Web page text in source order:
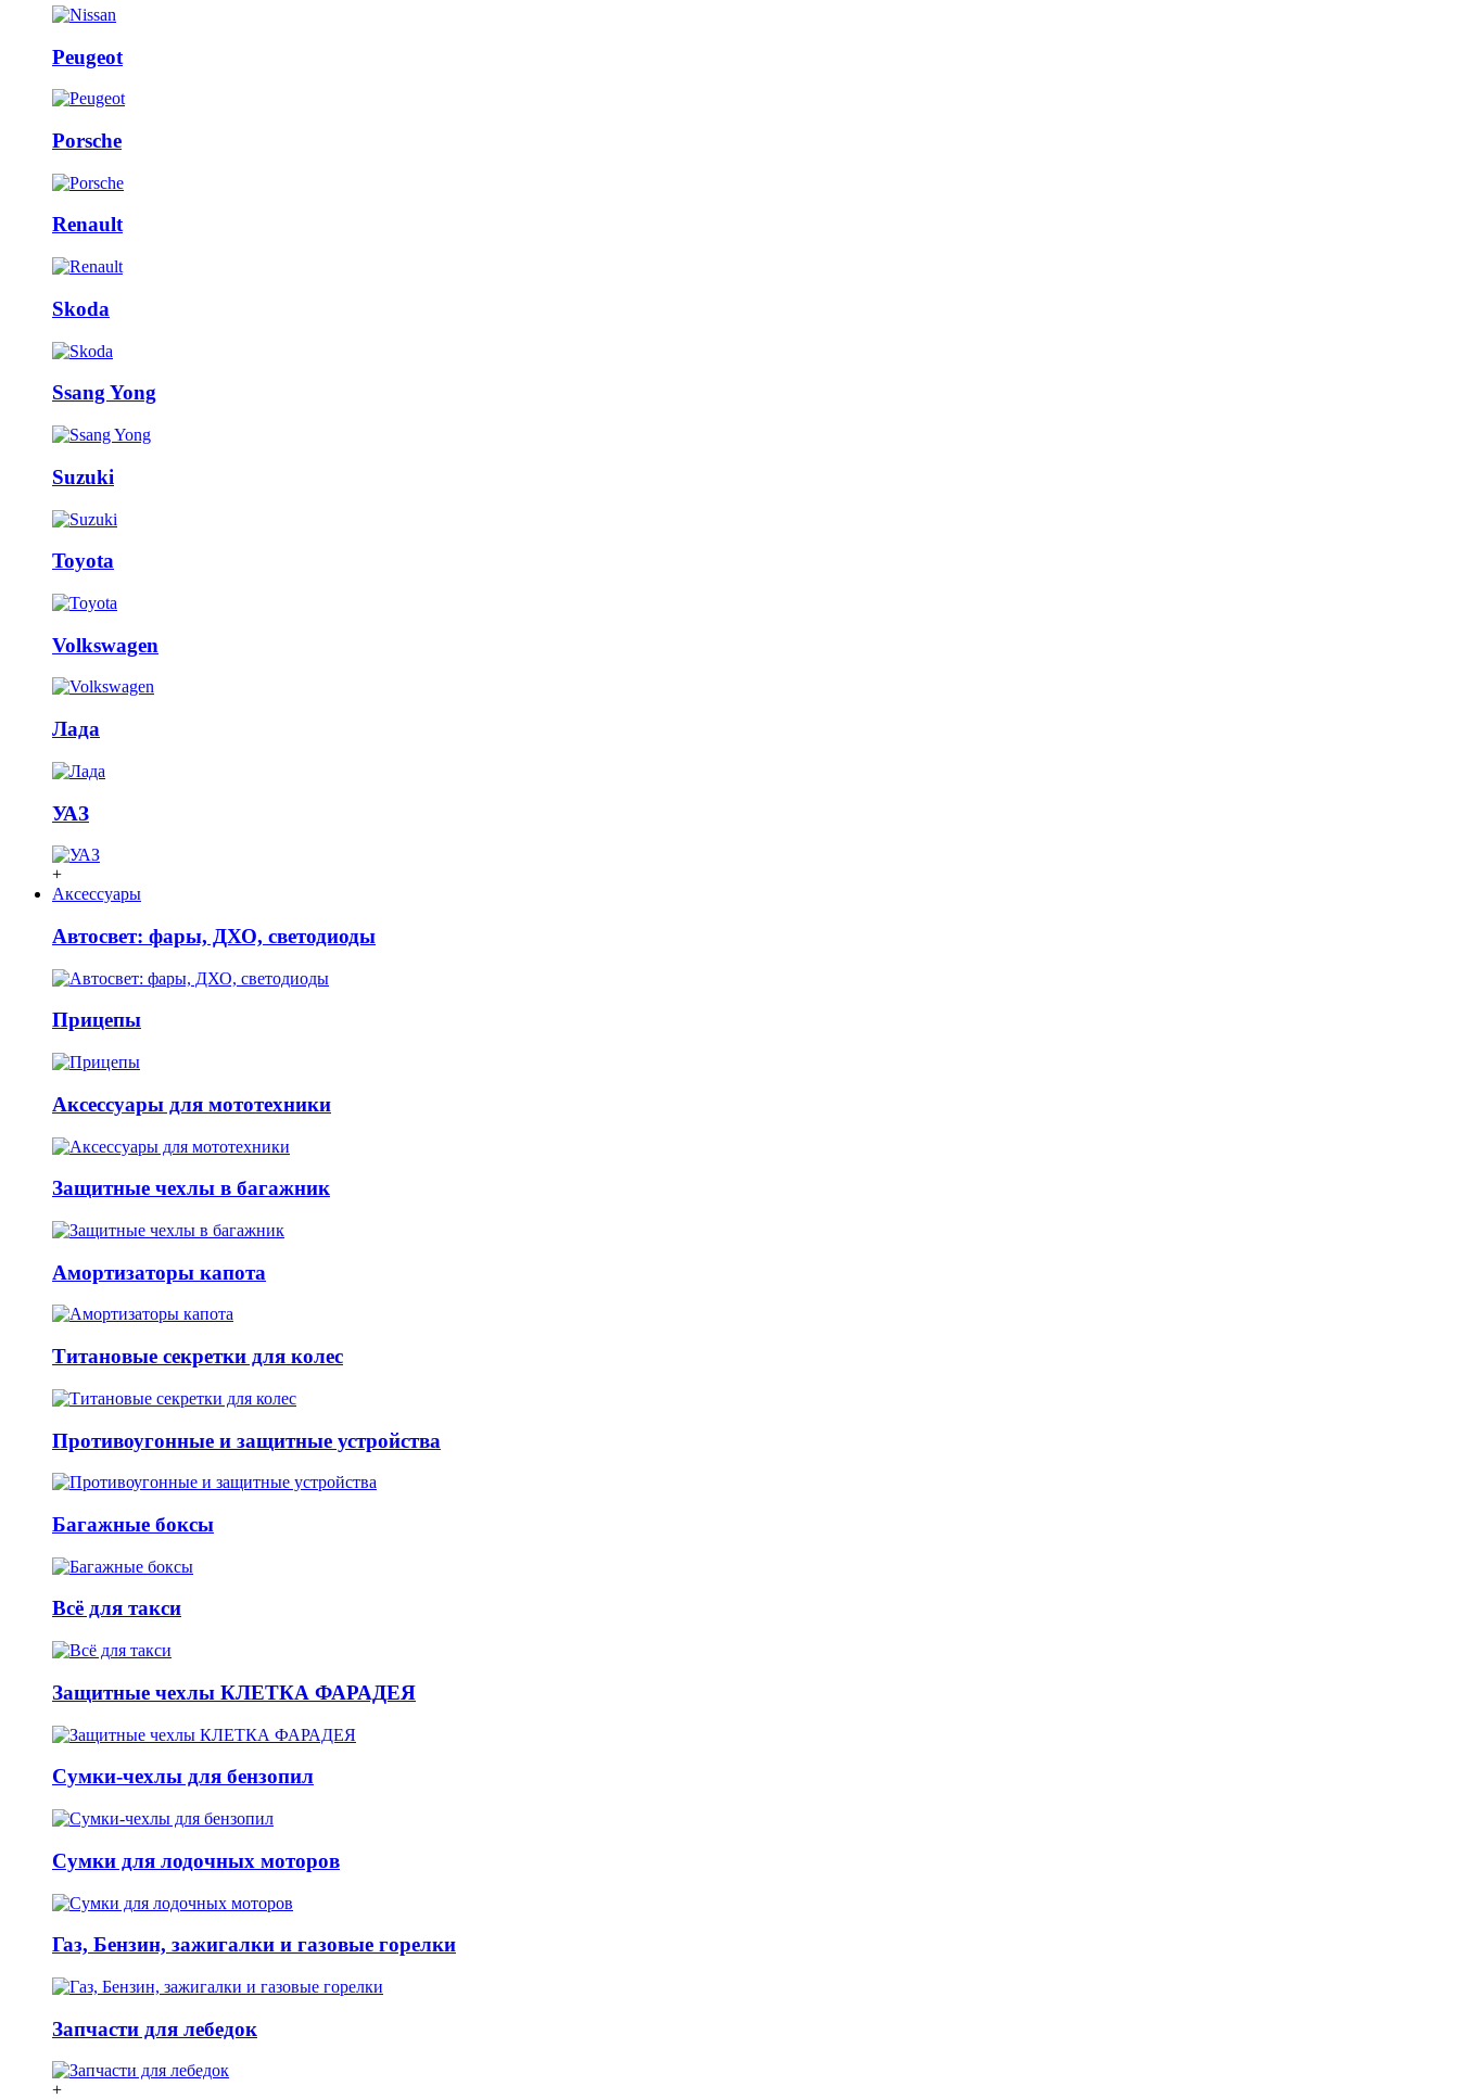
Peugeot
Porsche
Renault
Skoda
Ssang Yong
Suzuki
Toyota
Volkswagen
Лада
УАЗ
+
Аксессуары
Автосвет: фары, ДХО, светодиоды
Прицепы
Аксессуары для мототехники
Защитные чехлы в багажник
Амортизаторы капота
Титановые секретки для колес
Противоугонные и защитные устройства
Багажные боксы
Всё для такси
Защитные чехлы КЛЕТКА ФАРАДЕЯ
Сумки-чехлы для бензопил
Сумки для лодочных моторов
Газ, Бензин, зажигалки и газовые горелки
Запчасти для лебедок
+